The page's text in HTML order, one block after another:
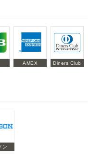
AMEX Diners Club
ン